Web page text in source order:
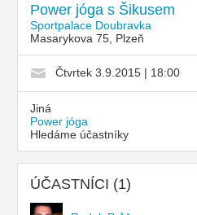
Power jóga s Šikusem
Sportpalace Doubravka
Masarykova 75, Plzeň
Čtvrtek 3.9.2015 | 18:00
Jiná
Power jóga
Hledáme účastníky
ÚČASTNÍCI (1)